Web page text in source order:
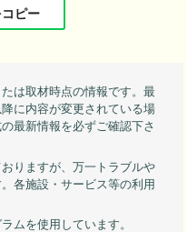
ピー
は取材時点の情報です。最
に内容が変更されている場
最新情報を必ずご確認下さ
りますが、万一トラブルや
各施設・サービス等の利用
ムを使用しています。